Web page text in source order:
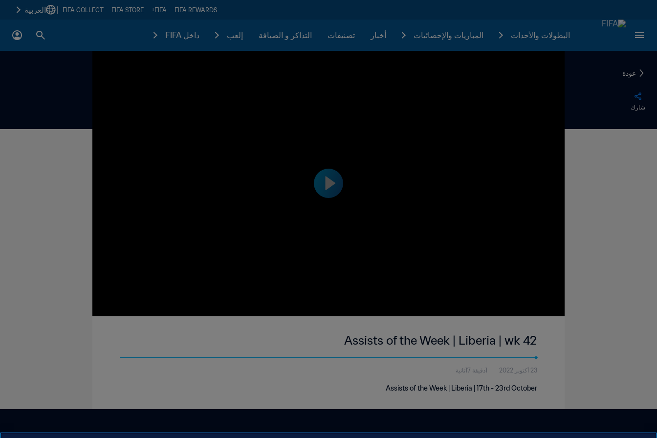
FIFA REWARDS
FIFA+
FIFA STORE
FIFA COLLECT العربية
البطولات والأحدات المباريات والإحصائيات أخبار تصنيفات التذاكر و الضيافة إلعب داخل FIFA
عودة
شارك
Assists of the Week | Liberia | wk 42
23 أكتوبر 2022 1دقيقة 17ثانية
Assists of the Week | Liberia | 17th - 23rd October